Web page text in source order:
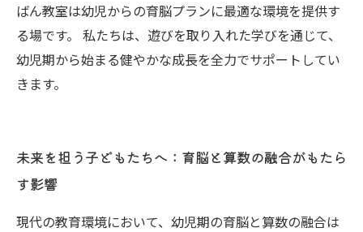
ばん教室は幼児からの育脳プランに最適な環境を提供す
る場です。 私たちは、遊びを取り入れた学びを通じて、
幼児期から始まる健やかな成長を全力でサポートしてい
きます。
未来を担う子どもたちへ：育脳と算数の融合がもたら
す影響
現代の教育環境において、幼児期の育脳と算数の融合は